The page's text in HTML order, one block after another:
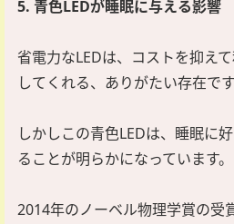
5. 青色LEDが睡眠に与える影響
省電力なLEDは、コストを抑え
してくれる、ありがたい存在です
しかしこの青色LEDは、睡眠に
ることが明らかになっています。
2014年のノーベル物理学賞の受